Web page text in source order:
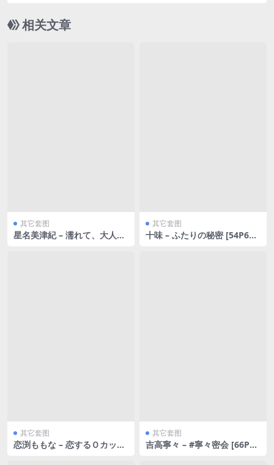
相关文章
其它套图
星名美津紀 – 濡れて、大人に
其它套图
十味 – ふたりの秘密 [54P69
其它套图
恋渕ももな – 恋するＯカップ
其它套图
吉高寧々 – #寧々密会 [66P42